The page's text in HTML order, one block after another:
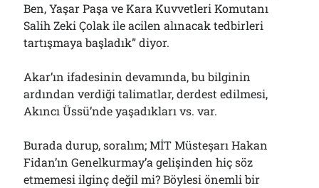
Ben, Yaşar Paşa ve Kara Kuvvetleri Komutanı
Salih Zeki Çolak ile acilen alınacak tedbirleri
tartışmaya başladık” diyor.
Akar’ın ifadesinin devamında, bu bilginin
ardından verdiği talimatlar, derdest edilmesi,
Akıncı Üssü’nde yaşadıkları vs. var.
Burada durup, soralım; MİT Müsteşarı Hakan
Fidan’ın Genelkurmay’a gelişinden hiç söz
etmemesi ilginç değil mi? Böylesi önemli bir